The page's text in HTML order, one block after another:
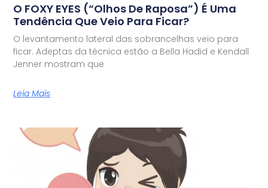
O FOXY EYES (“olhos De Raposa”) É Uma
Tendência Que Veio Para Ficar?
O levantamento lateral das sobrancelhas veio para
ficar. Adeptas da técnica estão a Bella Hadid e Kendall
Jenner mostram que
Leia Mais